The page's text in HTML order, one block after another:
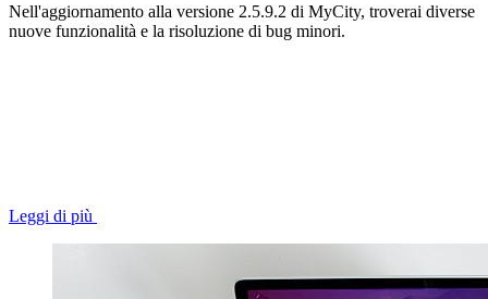
Nell'aggiornamento alla versione 2.5.9.2 di MyCity, troverai diverse
nuove funzionalità e la risoluzione di bug minori.
Leggi di più